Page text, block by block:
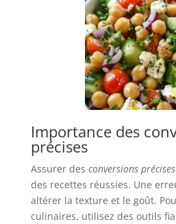
Importance des
précises
Assurer des conversions précises
des recettes réussies. Une
altérer la texture et le goût.
culinaires, utilisez des outils